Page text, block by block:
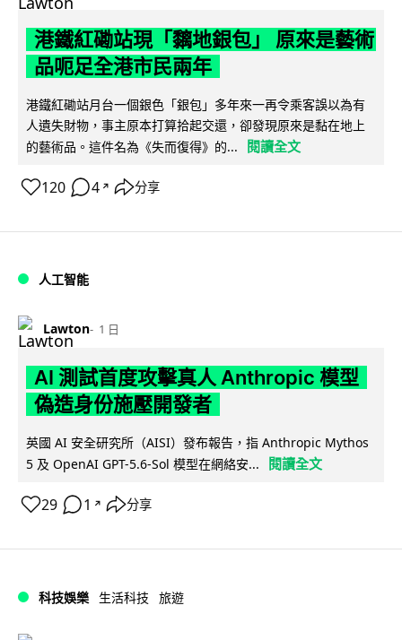
港鐵紅磡站現「黐地銀包」 原來是藝術
品呃足全港市民兩年
港鐵紅磡站月台一個銀色「銀包」多年來一再令乘客誤以為有
人遺失財物，事主原本打算拾起交還，卻發現原來是黏在地上
的藝術品。這件名為《失而復得》的...
閱讀全文
120 4 ↗ 分享
人工智能
Lawton 1 日
AI 測試首度攻擊真人 Anthropic 模型
偽造身份施壓開發者
英國 AI 安全研究所（AISI）發布報告，指 Anthropic Mythos
5 及 OpenAI GPT-5.6-Sol 模型在網絡安...
閱讀全文
29 1 ↗ 分享
科技娛樂 生活科技 旅遊